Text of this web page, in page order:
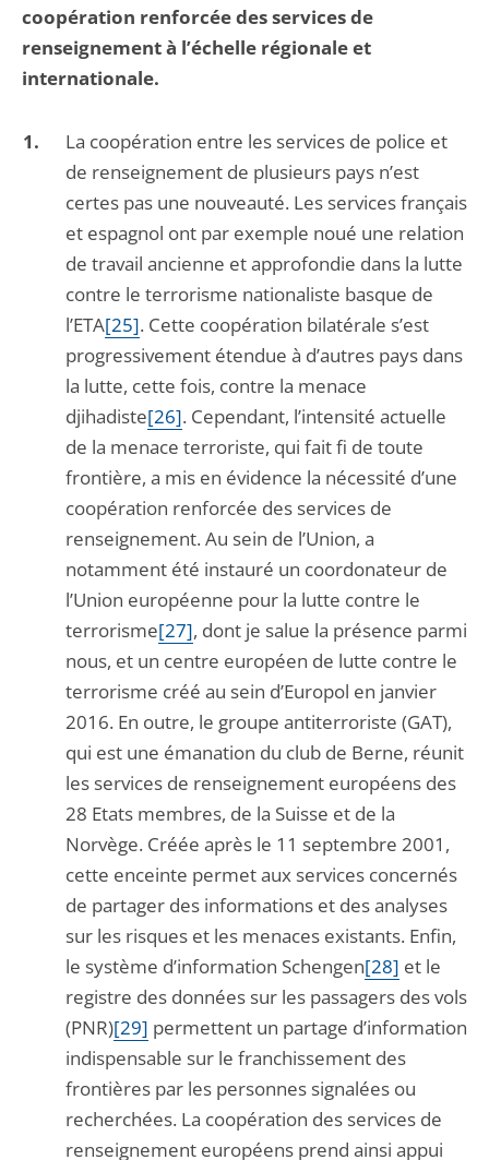
coopération renforcée des services de
renseignement à l’échelle régionale et
internationale.
La coopération entre les services de police et
de renseignement de plusieurs pays n’est
certes pas une nouveauté. Les services français
et espagnol ont par exemple noué une relation
de travail ancienne et approfondie dans la lutte
contre le terrorisme nationaliste basque de
l’ETA[25]. Cette coopération bilatérale s’est
progressivement étendue à d’autres pays dans
la lutte, cette fois, contre la menace
djihadiste[26]. Cependant, l’intensité actuelle
de la menace terroriste, qui fait fi de toute
frontière, a mis en évidence la nécessité d’une
coopération renforcée des services de
renseignement. Au sein de l’Union, a
notamment été instauré un coordonateur de
l’Union européenne pour la lutte contre le
terrorisme[27], dont je salue la présence parmi
nous, et un centre européen de lutte contre le
terrorisme créé au sein d’Europol en janvier
2016. En outre, le groupe antiterroriste (GAT),
qui est une émanation du club de Berne, réunit
les services de renseignement européens des
28 Etats membres, de la Suisse et de la
Norvège. Créée après le 11 septembre 2001,
cette enceinte permet aux services concernés
de partager des informations et des analyses
sur les risques et les menaces existants. Enfin,
le système d’information Schengen[28] et le
registre des données sur les passagers des vols
(PNR)[29] permettent un partage d’information
indispensable sur le franchissement des
frontières par les personnes signalées ou
recherchées. La coopération des services de
renseignement européens prend ainsi appui